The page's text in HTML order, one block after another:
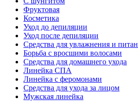
Фруктовая
Косметика
Уход до депиляции
Уход после депиляции
Средства для увлажнения и
Борьба с вросшими волосами
Средства для домашнего ухода
Линейка СПА
Линейка с феромонами
Средства для ухода за лицом
Мужская линейка